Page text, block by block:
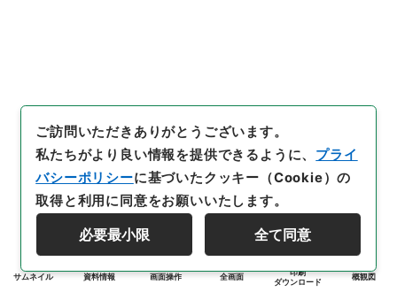
サムネイル 資料情報 画面操作 全画面
印刷
ダウンロード
概観図
ご訪問いただきありがとうございます。
私たちがより良い情報を提供できるように、 プライ
バシーポリシーに基づいたクッキー（Cookie）の
取得と利用に同意をお願いいたします。
必要最小限 全て同意